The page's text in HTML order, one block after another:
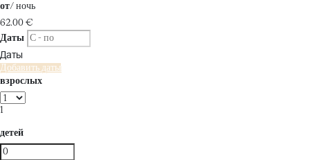
от/ ночь
62.00 €
Даты
Даты
Добавить даты
взрослых
1
детей